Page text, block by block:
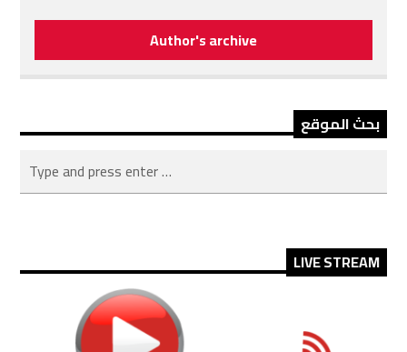
Author's archive
بحث الموقع
LIVE STREAM